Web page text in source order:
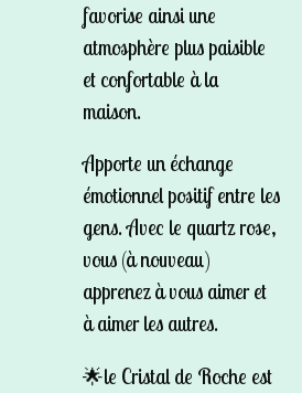
favorise ainsi une
atmosphère plus paisible
et confortable à la
maison.
Apporte un échange
émotionnel positif entre les
gens. Avec le quartz rose,
vous (à nouveau)
apprenez à vous aimer et
à aimer les autres.
🌟le Cristal de Roche est